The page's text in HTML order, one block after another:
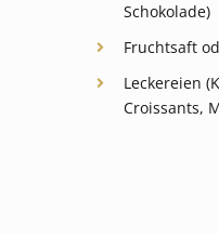
Schokolade)
Fruchtsaft
Leckereien
Croissants,